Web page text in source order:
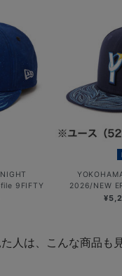
9FIFTY
2026/NEW
人は、こんな商品も